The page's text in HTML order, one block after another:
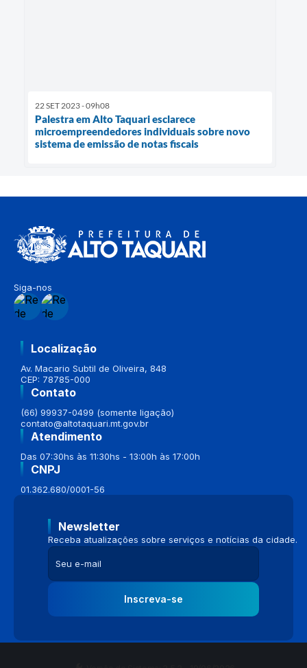
22 SET 2023 - 09h08
Palestra em Alto Taquari esclarece
microempreendedores individuais sobre novo
sistema de emissão de notas fiscais
Siga-nos
Localização
Av. Macario Subtil de Oliveira, 848
CEP: 78785-000
Contato
(66) 99937-0499 (somente ligação)
contato@altotaquari.mt.gov.br
Atendimento
Das 07:30hs às 11:30hs - 13:00h às 17:00h
CNPJ
01.362.680/0001-56
Newsletter
Receba atualizações sobre serviços e notícias da cidade.
Inscreva-se